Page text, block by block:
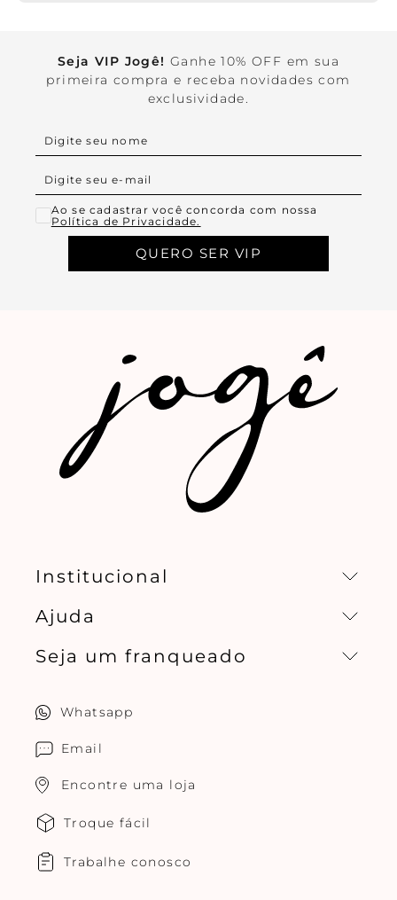
Seja VIP Jogê! Ganhe 10% OFF em sua
primeira compra e receba novidades com
exclusividade.
Ao se cadastrar você concorda com nossa
Política de Privacidade.
QUERO SER VIP
Institucional
Missão, visão e valores
Ajuda
Central de relacionamento
Seja um franqueado
Whatsapp
Email
Encontre uma loja
Troque fácil
Trabalhe conosco